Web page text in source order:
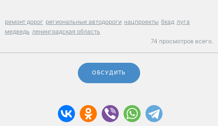
ремонт дорог региональные автодороги нацпроекты бкад луга
медведь ленинградская область
74 просмотров всего.
ОБСУДИТЬ